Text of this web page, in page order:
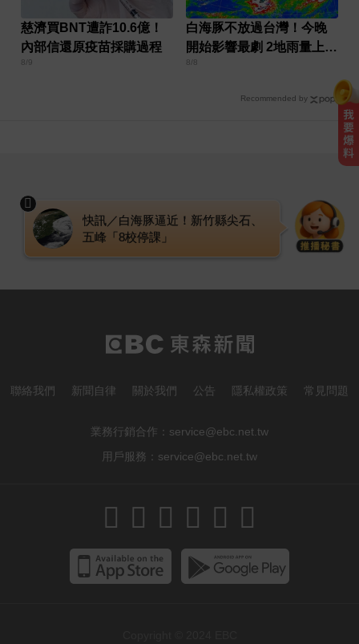
慈濟買BNT遭詐10.6億！
內部信還原疫苗採購過程
8/9
白海豚不放過台灣！今晚
開始影響最劇 2地雨量上看
500毫米
8/8
Recommended by
快訊／白海豚逼近！新竹縣尖石、
五峰「8校停課」
「扭曲變形」男駕駛受困亡
台指期夜盤狂飆736點 專家揭反彈
契機上看48000點
聯絡我們 新聞自律 關於我們 公告 隱私權政策 常見問題
業務行銷合作： service@ebc.net.tw
用戶服務： service@ebc.net.tw